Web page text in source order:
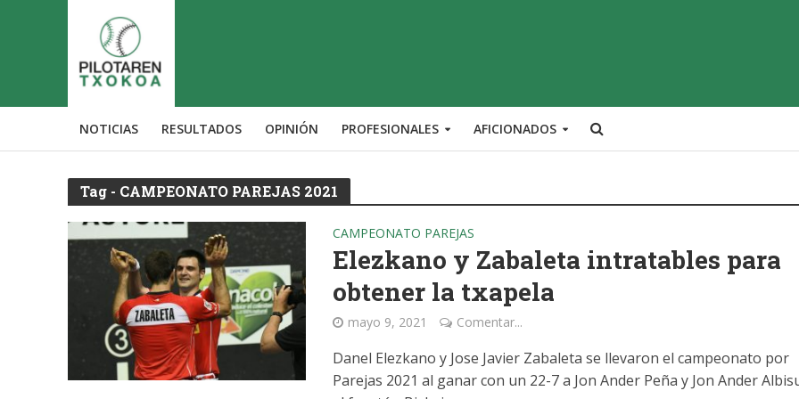
NOTICIAS RESULTADOS OPINIÓN PROFESIONALES AFICIONADOS
Tag - CAMPEONATO PAREJAS 2021
CAMPEONATO PAREJAS
Elezkano y Zabaleta intratables para
obtener la txapela
mayo 9, 2021 Comentar...
Danel Elezkano y Jose Javier Zabaleta se llevaron el campeonato por
Parejas 2021 al ganar con un 22-7 a Jon Ander Peña y Jon Ander